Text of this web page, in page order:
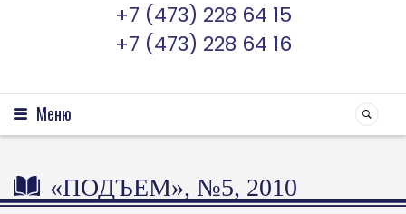
+7 (473) 228 64 15
+7 (473) 228 64 16
Меню
«ПОДЪЕМ», №5, 2010